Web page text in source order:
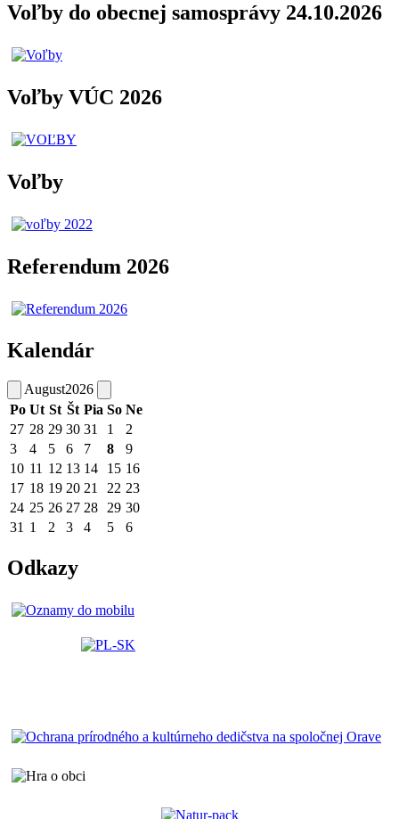
Voľby do obecnej samosprávy 24.10.2026
Voľby VÚC 2026
Voľby
Referendum 2026
Kalendár
August2026
Po Ut St Št Pia So Ne
27 28 29 30 31 1
2
3
4 5 6 7 8
9
10 11 12 13 14 15 16
17 18 19 20 21 22 23
24 25 26 27 28 29 30
31 1 2 3 4 5 6
Odkazy